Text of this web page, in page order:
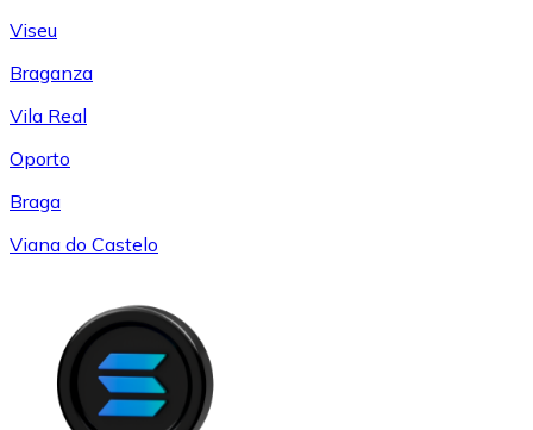
Viseu
Braganza
Vila Real
Oporto
Braga
Viana do Castelo